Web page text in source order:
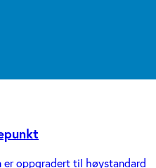
er oppgradert til høystandard